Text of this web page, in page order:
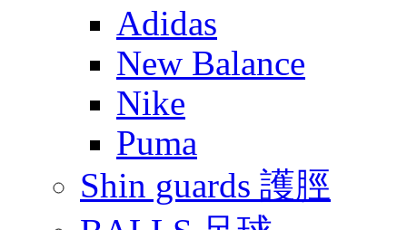
Adidas
New Balance
Nike
Puma
Shin guards 護脛